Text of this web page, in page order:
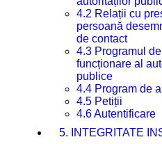
4.2 Relații cu
persoană
de contact
4.3 Programul de
funcționare al
publice
4.4 Program de
4.5 Petiții
4.6 Autentificare
5. INTEGRITATE